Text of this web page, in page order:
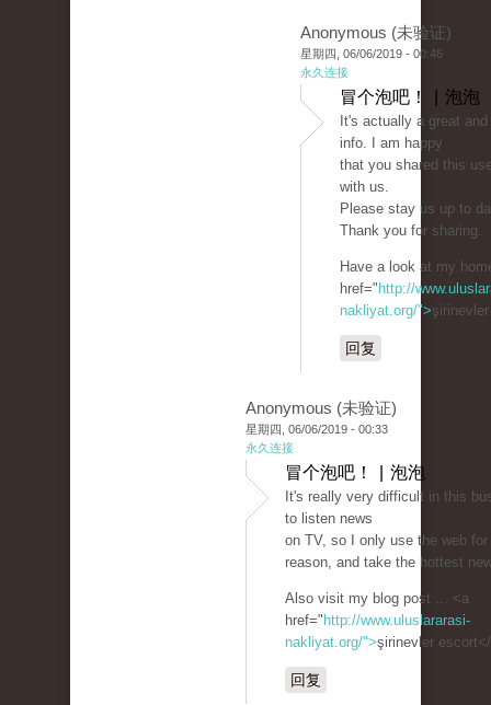
Anonymous (未验证)
星期四, 06/06/2019 - 00:46
永久连接
冒个泡吧！ | 泡泡
It's actually a great
info. I am happy
that you shared this
with us.
Please stay us up to
Thank you for sharing.
Have a look at my
href=" http://
nakliyat.org/">
回复
Anonymous (未验证)
星期四, 06/06/2019 - 00:33
永久连接
冒个泡吧！ | 泡泡
It's really very difficult in this
to listen news
on TV, so I only use the web for
reason, and take the hottest
Also visit my blog post ... <a
href=" http://www.uluslararasi-
nakliyat.org/">şirinevler
回复